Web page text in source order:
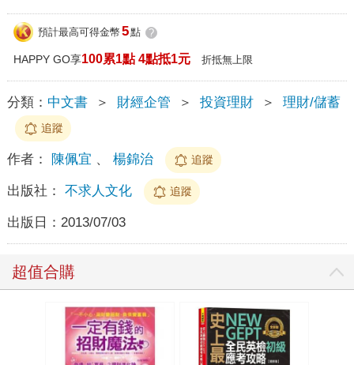
預計最高可得金幣 5點 ?
HAPPY GO享100累1點 4點抵1元 折抵無上限
分類： 中文書 ＞ 財經企管 ＞ 投資理財 ＞ 理財/儲蓄
追蹤
作者： 陳佩宜 、 楊錦治 追蹤
出版社： 不求人文化 追蹤
出版日： 2013/07/03
超值合購